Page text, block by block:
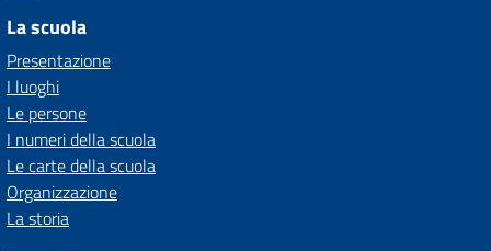
La scuola
Presentazione
I luoghi
Le persone
I numeri della scuola
Le carte della scuola
Organizzazione
La storia